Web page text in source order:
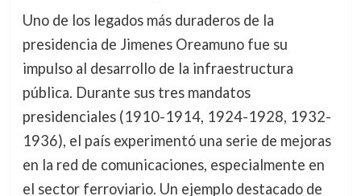
Uno de los legados más duraderos de la
presidencia de Jimenes Oreamuno fue su
impulso al desarrollo de la infraestructura
pública. Durante sus tres mandatos
presidenciales (1910-1914, 1924-1928, 1932-
1936), el país experimentó una serie de mejoras
en la red de comunicaciones, especialmente en
el sector ferroviario. Un ejemplo destacado de